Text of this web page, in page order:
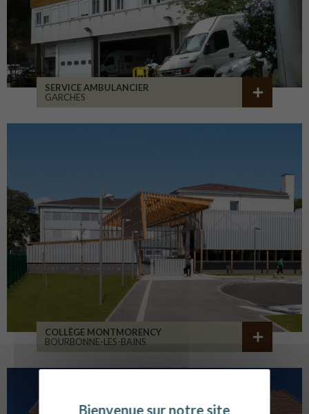
SERVICE AMBULANCIER
GARCHES
COLLÈGE MONTMORENCY
BOURBONNE-LES-BAINS